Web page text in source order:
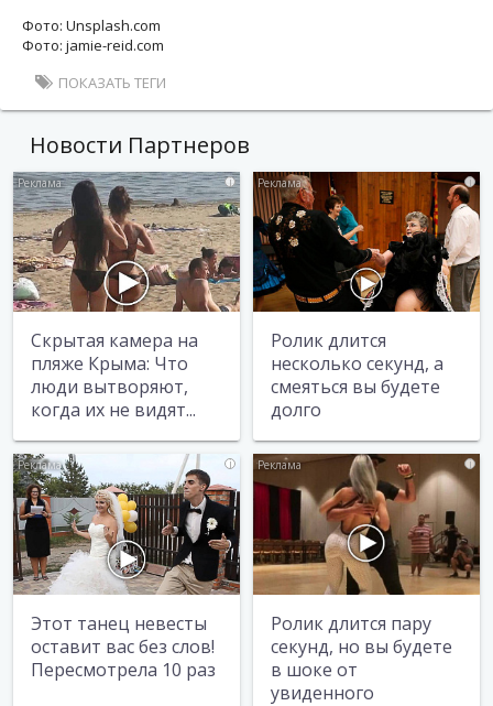
Фото: Unsplash.com
Фото: jamie-reid.com
ПОКАЗАТЬ ТЕГИ
Новости Партнеров
i
Скрытая камера на
пляже Крыма: Что
люди вытворяют,
когда их не видят...
i
Ролик длится
несколько секунд, а
смеяться вы будете
долго
i
Этот танец невесты
оставит вас без слов!
Пересмотрела 10 раз
i
Ролик длится пару
секунд, но вы будете
в шоке от
увиденного